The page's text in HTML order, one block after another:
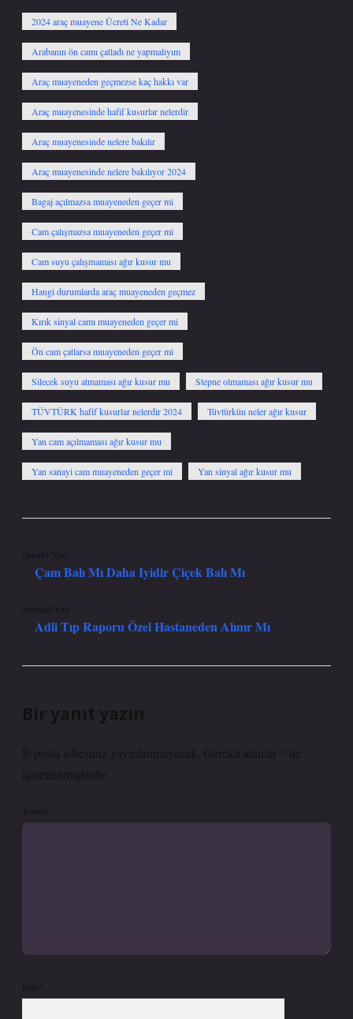
2024 araç muayene Ücreti Ne Kadar
Arabanın ön camı çatladı ne yapmalıyım
Araç muayeneden geçmezse kaç hakkı var
Araç muayenesinde hafif kusurlar nelerdir
Araç muayenesinde nelere bakılır
Araç muayenesinde nelere bakılıyor 2024
Bagaj açılmazsa muayeneden geçer mi
Cam çalışmazsa muayeneden geçer mi
Cam suyu çalışmaması ağır kusur mu
Hangi durumlarda araç muayeneden geçmez
Kırık sinyal camı muayeneden geçer mi
Ön cam çatlarsa muayeneden geçer mi
Silecek suyu atmaması ağır kusur mu Stepne olmaması ağır kusur mu
TÜVTÜRK hafif kusurlar nelerdir 2024 Tüvtürkün neler ağır kusur
Yan cam açılmaması ağır kusur mu
Yan sanayi cam muayeneden geçer mi Yan sinyal ağır kusur mu
Önceki Yazı
Çam Balı Mı Daha Iyidir Çiçek Balı Mı
Sonraki Yazı
Adli Tıp Raporu Özel Hastaneden Alınır Mı
Bir yanıt yazın
E-posta adresiniz yayınlanmayacak. Gerekli alanlar
ile
işaretlenmişlerdir
Yorum
İsim*